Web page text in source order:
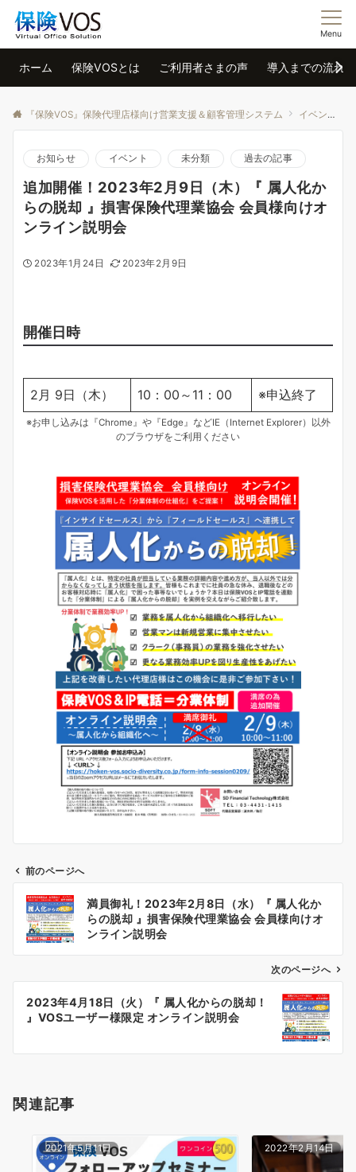
Menu
ホーム 保険VOSとは ご利用者さまの声 導入までの流れ
『保険VOS』保険代理店様向け営業支援＆顧客管理システム イベント
お知らせ イベント 未分類 過去の記事
追加開催！2023年2月9日（木）『 属人化か
らの脱却 』損害保険代理業協会 会員様向けオ
ンライン説明会
2023年1月24日 2023年2月9日
開催日時
2月 9日（木） 10：00～11：00 ※申込終了
※お申し込みは『Chrome』や『Edge』などIE（Internet Explorer）以外
のブラウザをご利用ください
ビ
ン
前のページへ
満員御礼！2023年2月8日（水）『 属人化か
らの脱却 』損害保険代理業協会 会員様向けオ
ンライン説明会
次のページへ
2023年4月18日（火）『 属人化からの脱却！
』VOSユーザー様限定 オンライン説明会
関連記事
2021年5月11日 2022年2月14日